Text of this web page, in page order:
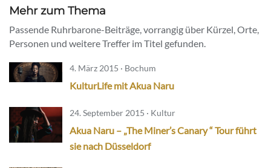
Mehr zum Thema
Passende Ruhrbarone-Beiträge, vorrangig über Kürzel, Orte,
Personen und weitere Treffer im Titel gefunden.
4. März 2015 · Bochum
KulturLife mit Akua Naru
24. September 2015 · Kultur
Akua Naru – „The Miner’s Canary “ Tour führt
sie nach Düsseldorf